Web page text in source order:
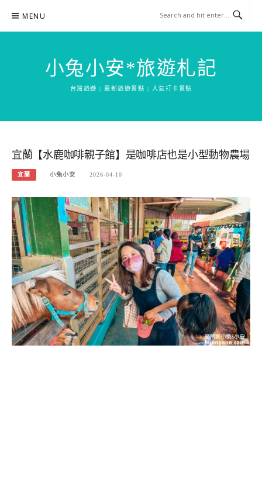
content
MENU
小兔小安*旅遊札記
台灣旅遊 | 最新旅遊景點 | 人氣打卡景點
宜蘭【水鹿咖啡親子館】是咖啡店也是小型動物農場
宜蘭 小兔小安 2026-04-10